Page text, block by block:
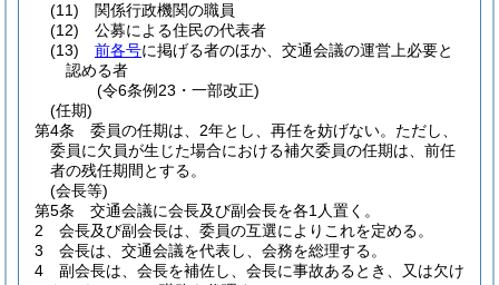
(11)
関係行政機関の職員
(12)
公募による住民の代表者
(13)
前各号に掲げる者のほか、交通会議の運営上必要と
認める者
(令6条例23・一部改正)
(任期)
第4条
委員の任期は、2年とし、再任を妨げない。 ただし、
委員に欠員が生じた場合における補欠委員の任期は、前任
者の残任期間とする。
(会長等)
第5条
交通会議に会長及び副会長を各1人置く。
2
会長及び副会長は、委員の互選によりこれを定める。
3
会長は、交通会議を代表し、会務を総理する。
4
副会長は、会長を補佐し、会長に事故あるとき、又は欠け